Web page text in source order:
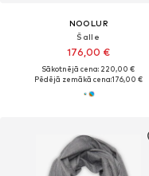
NOOLUR
Šalle
176,00 €
Sākotnējā cena: 220,00 €
Pēdējā zemākā cena:176,00 €